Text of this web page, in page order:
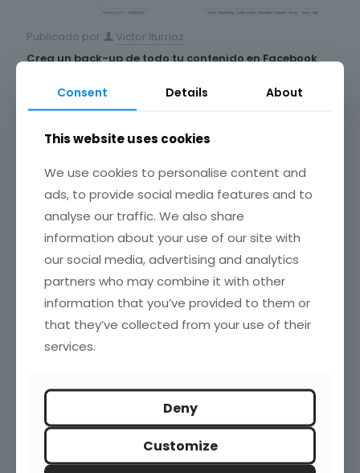
Publicado por
Victor Iturrioz
Crea un back-up de todo tu contenido en Facebook
Día a día, Facebook sigue trabajando para multiplicar y
perfeccionar las funcionalidades que ofrece la
plataforma. Una de las más recientes permite a los
usuarios crear un
Más
13 diciembre, 2011
Publicado por
Tutorial de Google Places
Consent Details About
This website uses cookies
We use cookies to personalise content and
ads, to provide social media features and to
analyse our traffic. We also share
information about your use of our site with
our social media, advertising and analytics
partners who may combine it with other
information that you’ve provided to them or
that they’ve collected from your use of their
services.
Deny
Customize